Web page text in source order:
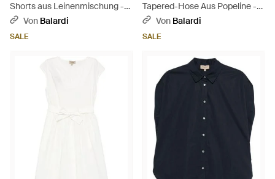
Shorts aus Leinenmischung -
WeißVon Balardi
SALE
Tapered-Hose Aus Popeline -
BlauVon Balardi
SALE